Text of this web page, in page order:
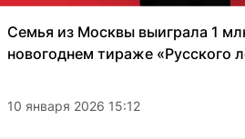
Семья из Москвы выиграла 1
новогоднем тираже «Русского
10 января 2026 15:12